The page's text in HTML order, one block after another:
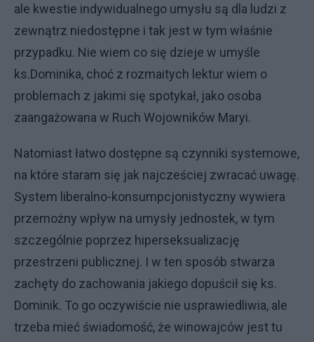
ale kwestie indywidualnego umysłu są dla ludzi z
zewnątrz niedostępne i tak jest w tym właśnie
przypadku. Nie wiem co się dzieje w umyśle
ks.Dominika, choć z rozmaitych lektur wiem o
problemach z jakimi się spotykał, jako osoba
zaangażowana w Ruch Wojowników Maryi.
Natomiast łatwo dostępne są czynniki systemowe,
na które staram się jak najcześciej zwracać uwagę.
System liberalno-konsumpcjonistyczny wywiera
przemożny wpływ na umysły jednostek, w tym
szczególnie poprzez hiperseksualizację
przestrzeni publicznej. I w ten sposób stwarza
zachęty do zachowania jakiego dopuścił się ks.
Dominik. To go oczywiście nie usprawiedliwia, ale
trzeba mieć świadomość, że winowajców jest tu